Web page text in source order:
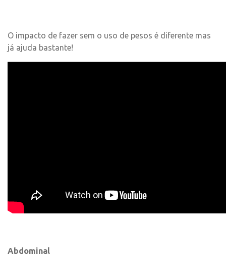
O impacto de fazer sem o uso de pesos é diferente mas
já ajuda bastante!
Abdominal